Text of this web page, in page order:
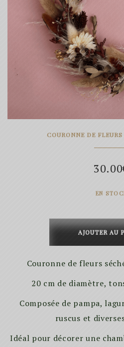
COURONNE DE
30.00
EN
quantité
de
Ugo
AJOUTER AU
Couronne de fleurs
20 cm de diamètre,
Composée de pampa,
ruscus et
Idéal pour décorer une